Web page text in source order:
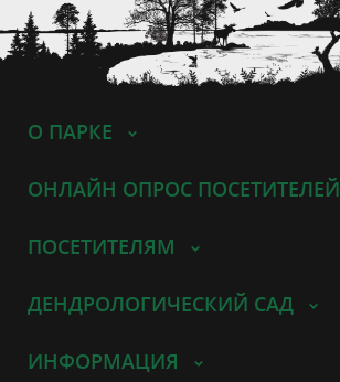
О ПАРКЕ
ОНЛАЙН ОПРОС ПОСЕТИТЕЛЕЙ
ПОСЕТИТЕЛЯМ
ДЕНДРОЛОГИЧЕСКИЙ САД
ИНФОРМАЦИЯ